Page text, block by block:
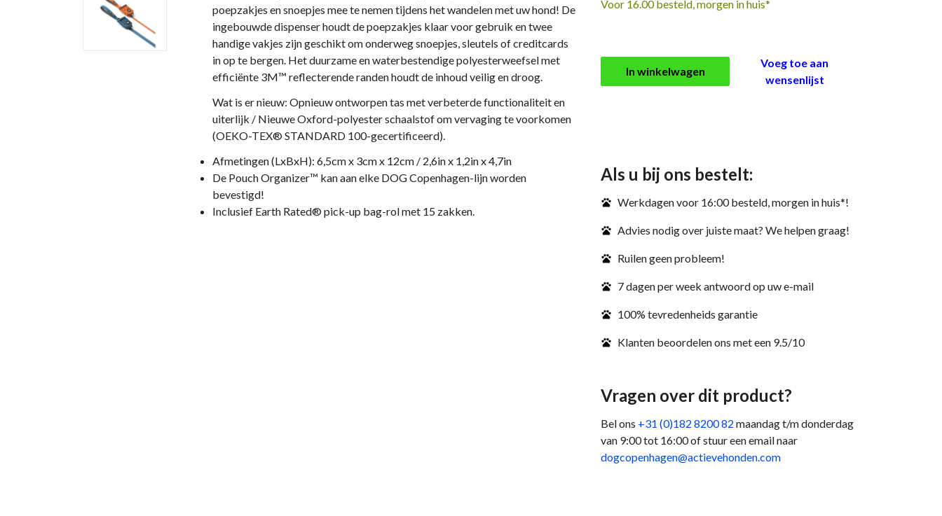
Voor 16.00 besteld, morgen in huis*
In winkelwagen
Voeg toe aan
wensenlijst
poepzakjes en snoepjes mee te nemen tijdens het wandelen met uw hond! De
ingebouwde dispenser houdt de poepzakjes klaar voor gebruik en twee
handige vakjes zijn geschikt om onderweg snoepjes, sleutels of creditcards
in op te bergen. Het duurzame en waterbestendige polyesterweefsel met
efficiënte 3M™ reflecterende randen houdt de inhoud veilig en droog.
Wat is er nieuw: Opnieuw ontworpen tas met verbeterde functionaliteit en
uiterlijk / Nieuwe Oxford-polyester schaalstof om vervaging te voorkomen
(OEKO-TEX® STANDARD 100-gecertificeerd).
Afmetingen (LxBxH): 6,5cm x 3cm x 12cm / 2,6in x 1,2in x 4,7in
De Pouch Organizer™ kan aan elke DOG Copenhagen-lijn worden
bevestigd!
Inclusief Earth Rated® pick-up bag-rol met 15 zakken.
Als u bij ons bestelt:
Werkdagen voor 16:00 besteld, morgen in huis*!
Advies nodig over juiste maat? We helpen graag!
Ruilen geen probleem!
7 dagen per week antwoord op uw e-mail
100% tevredenheids garantie
Klanten beoordelen ons met een 9.5/10
Vragen over dit product?
Bel ons +31 (0)182 8200 82 maandag t/m donderdag
van 9:00 tot 16:00 of stuur een email naar
dogcopenhagen@actievehonden.com